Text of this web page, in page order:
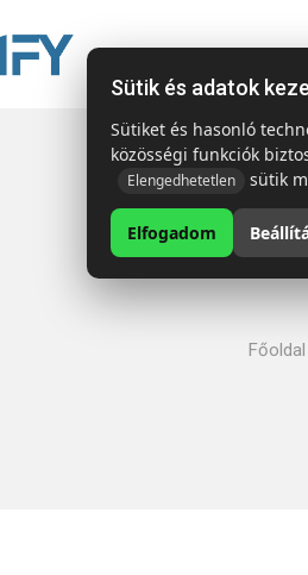
Kezdőlap
Főoldal
Sütik és adatok
Sütiket és hasonló
közösségi funkciók
Elengedhetetlen sütik
Elfogadom